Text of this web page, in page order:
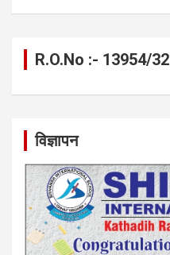
R.O.No :- 13954/32
विज्ञापन